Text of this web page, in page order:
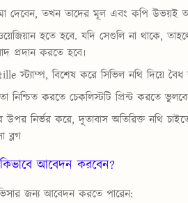
তখন তাদের মূল এবং কপি উভয়ই
হতে হবে. যদি সেগুলি না থাকে,
প্রদান করতে হবে৷
স্ট্যাম্প, বিশেষ করে সিভিল নথি দিয়ে
করতে চেকলিস্টটি প্রিন্ট করতে
নির্ভর করে, দূতাবাস অতিরিক্ত নথি
ব্লগ
আবেদন করবেন?
জন্য আবেদন করতে পারেন: